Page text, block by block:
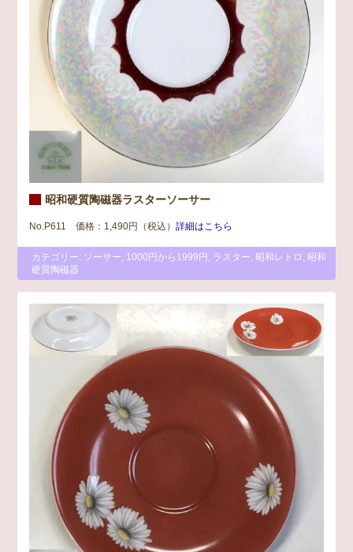
昭和硬質陶磁器ラスターソーサー
No.P611 価格：1,490円（税込）詳細はこちら
カテゴリー: ソーサー 1000円から1999円 ラスター 昭和レトロ
昭和
硬質陶磁器